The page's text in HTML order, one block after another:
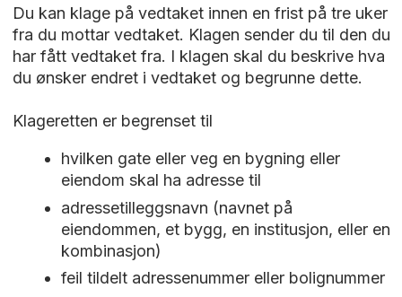
Du kan klage på vedtaket innen en frist på tre uker
fra du mottar vedtaket. Klagen sender du til den du
har fått vedtaket fra. I klagen skal du beskrive hva
du ønsker endret i vedtaket og begrunne dette.
Klageretten er begrenset til
hvilken gate eller veg en bygning eller
eiendom skal ha adresse til
adressetilleggsnavn (navnet på
eiendommen, et bygg, en institusjon, eller en
kombinasjon)
feil tildelt adressenummer eller bolignummer